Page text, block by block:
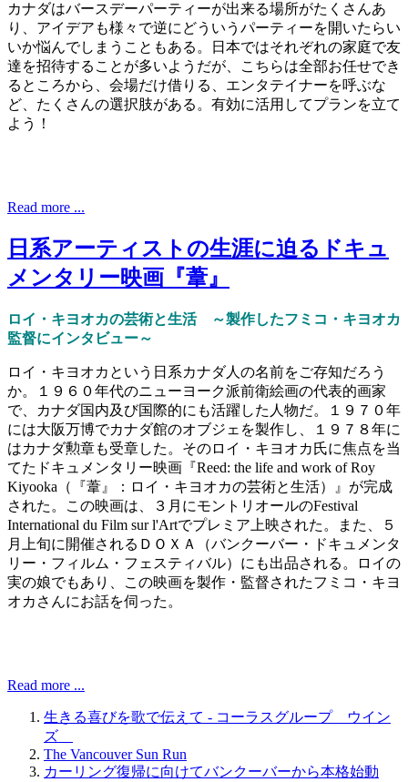
カナダはバースデーパーティーが出来る場所がたくさんあ
り、アイデアも様々で逆にどういうパーティーを開いたらい
いか悩んでしまうこともある。日本ではそれぞれの家庭で友
達を招待することが多いようだが、こちらは全部お任せでき
るところから、会場だけ借りる、エンタテイナーを呼ぶな
ど、たくさんの選択肢がある。有効に活用してプランを立て
よう！
Read more ...
日系アーティストの生涯に迫るドキュ
メンタリー映画『葦』
ロイ・キヨオカの芸術と生活 ～製作したフミコ・キヨオカ
監督にインタビュー～
ロイ・キヨオカという日系カナダ人の名前をご存知だろう
か。１９６０年代のニューヨーク派前衛絵画の代表的画家
で、カナダ国内及び国際的にも活躍した人物だ。１９７０年
には大阪万博でカナダ館のオブジェを製作し、１９７８年に
はカナダ勲章も受章した。そのロイ・キヨオカ氏に焦点を当
てたドキュメンタリー映画『Reed: the life and work of Roy
Kiyooka（『葦』：ロイ・キヨオカの芸術と生活）』が完成
された。この映画は、３月にモントリオールのFestival
International du Film sur l'Artでプレミア上映された。また、５
月上旬に開催されるＤＯＸＡ（バンクーバー・ドキュメンタ
リー・フィルム・フェスティバル）にも出品される。ロイの
実の娘でもあり、この映画を製作・監督されたフミコ・キヨ
オカさんにお話を伺った。
Read more ...
生きる喜びを歌で伝えて - コーラスグループ ウイン
ズ
The Vancouver Sun Run
カーリング復帰に向けてバンクーバーから本格始動